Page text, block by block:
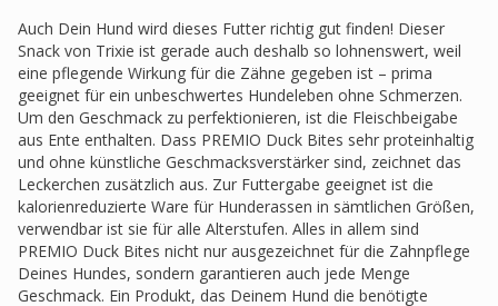
Auch Dein Hund wird dieses Futter richtig gut finden! Dieser
Snack von Trixie ist gerade auch deshalb so lohnenswert, weil
eine pflegende Wirkung für die Zähne gegeben ist – prima
geeignet für ein unbeschwertes Hundeleben ohne Schmerzen.
Um den Geschmack zu perfektionieren, ist die Fleischbeigabe
aus Ente enthalten. Dass PREMIO Duck Bites sehr proteinhaltig
und ohne künstliche Geschmacksverstärker sind, zeichnet das
Leckerchen zusätzlich aus. Zur Futtergabe geeignet ist die
kalorienreduzierte Ware für Hunderassen in sämtlichen Größen,
verwendbar ist sie für alle Alterstufen. Alles in allem sind
PREMIO Duck Bites nicht nur ausgezeichnet für die Zahnpflege
Deines Hundes, sondern garantieren auch jede Menge
Geschmack. Ein Produkt, das Deinem Hund die benötigte